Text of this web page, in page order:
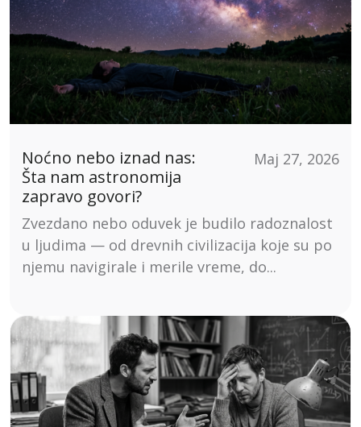
Noćno nebo iznad nas:
Šta nam astronomija
zapravo govori?
Maj 27, 2026
Zvezdano nebo oduvek je budilo radoznalost
u ljudima — od drevnih civilizacija koje su po
njemu navigirale i merile vreme, do...